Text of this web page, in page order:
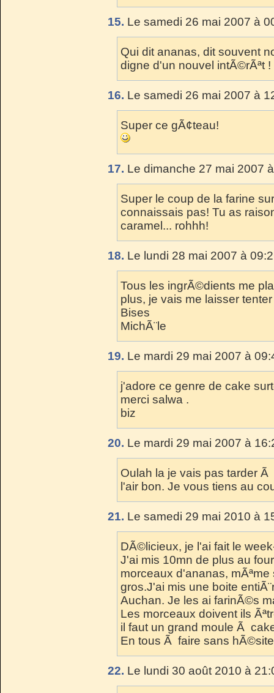
15. Le samedi 26 mai 2007 à
Qui dit ananas, dit souvent
digne d'un nouvel intÃ©rÃªt !
16. Le samedi 26 mai 2007 à
Super ce gÃ¢teau!
17. Le dimanche 27 mai 2007
Super le coup de la farine
connaissais pas! Tu as
caramel... rohhh!
18. Le lundi 28 mai 2007 à
Tous les ingrÃ©dients me
plus, je vais me laisser tenter
Bises
MichÃ¨le
19. Le mardi 29 mai 2007 à
j'adore ce genre de cake
merci salwa .
biz
20. Le mardi 29 mai 2007 à
Oulah la je vais pas tarder
l'air bon. Je vous tiens au
21. Le samedi 29 mai 2010 à
DÃ©licieux, je l'ai fait le
J'ai mis 10mn de plus au
morceaux d'ananas,
gros.J'ai mis une boite
Auchan. Je les ai farinÃ©s
Les morceaux doivent ils
il faut un grand moule Ã
En tous Ã faire sans
22. Le lundi 30 août 2010 à